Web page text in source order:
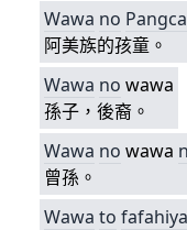
Wawa no
阿美族的孩童。
Wawa no wawa
孫子，後裔。
Wawa no wawa
曾孫。
Wawa to